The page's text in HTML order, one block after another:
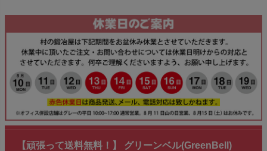
【頑張って送料無料！】 グリーンベル(GreenBell)